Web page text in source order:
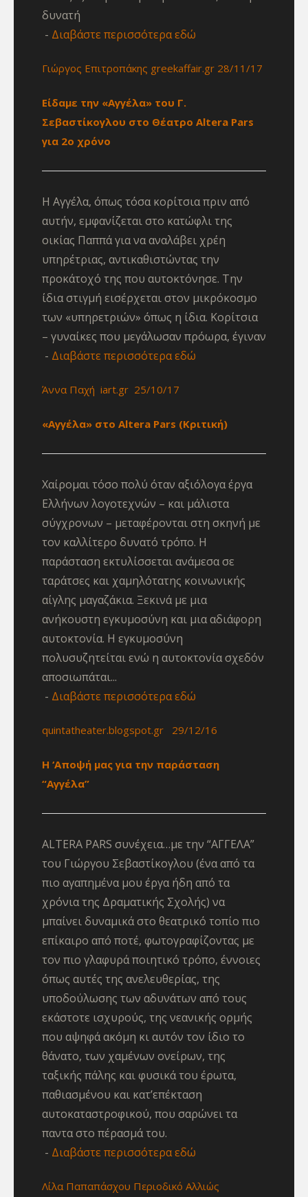
δυνατή
Διαβάστε περισσότερα εδώ
Γιώργος Επιτροπάκης greekaffair.gr 28/11/17
Είδαμε την «Αγγέλα» του Γ.
Σεβαστίκογλου στο Θέατρο Altera Pars
για 2ο χρόνο
Η Αγγέλα, όπως τόσα κορίτσια πριν από
αυτήν, εμφανίζεται στο κατώφλι της
οικίας Παππά για να αναλάβει χρέη
υπηρέτριας, αντικαθιστώντας την
προκάτοχό της που αυτοκτόνησε. Την
ίδια στιγμή εισέρχεται στον μικρόκοσμο
των «υπηρετριών» όπως η ίδια. Κορίτσια
– γυναίκες που μεγάλωσαν πρόωρα, έγιναν
Διαβάστε περισσότερα εδώ
Άννα Παχή iart.gr 25/10/17
«Αγγέλα» στο Altera Pars (Κριτική)
Χαίρομαι τόσο πολύ όταν αξιόλογα έργα
Ελλήνων λογοτεχνών – και μάλιστα
σύγχρονων – μεταφέρονται στη σκηνή με
τον καλλίτερο δυνατό τρόπο. Η
παράσταση εκτυλίσσεται ανάμεσα σε
ταράτσες και χαμηλότατης κοινωνικής
αίγλης μαγαζάκια. Ξεκινά με μια
ανήκουστη εγκυμοσύνη και μια αδιάφορη
αυτοκτονία. Η εγκυμοσύνη
πολυσυζητείται ενώ η αυτοκτονία σχεδόν
αποσιωπάται...
Διαβάστε περισσότερα εδώ
quintatheater.blogspot.gr 29/12/16
Η ‘Αποψή μας για την παράσταση
“Αγγέλα”
ALTERA PARS συνέχεια…με την “ΑΓΓΕΛΑ”
του Γιώργου Σεβαστίκογλου (ένα από τα
πιο αγαπημένα μου έργα ήδη από τα
χρόνια της Δραματικής Σχολής) να
μπαίνει δυναμικά στο θεατρικό τοπίο πιο
επίκαιρο από ποτέ, φωτογραφίζοντας με
τον πιο γλαφυρά ποιητικό τρόπο, έννοιες
όπως αυτές της ανελευθερίας, της
υποδούλωσης των αδυνάτων από τους
εκάστοτε ισχυρούς, της νεανικής ορμής
που αψηφά ακόμη κι αυτόν τον ίδιο το
θάνατο, των χαμένων ονείρων, της
ταξικής πάλης και φυσικά του έρωτα,
παθιασμένου και κατ’επέκταση
αυτοκαταστροφικού, που σαρώνει τα
παντα στο πέρασμά του.
Διαβάστε περισσότερα εδώ
Λίλα Παπαπάσχου Περιοδικό Αλλιώς